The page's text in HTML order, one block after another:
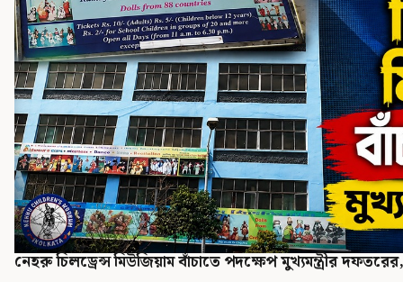
নেহরু চিলড্রেন্স মিউজিয়াম বাঁচাতে পদক্ষেপ মুখ্যমন্ত্রীর